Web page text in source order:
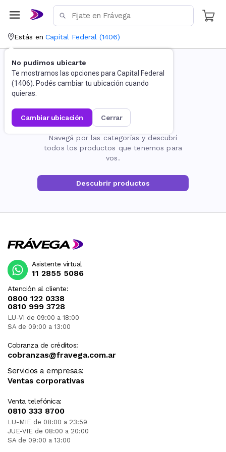
Estás en Capital Federal (1406)
No pudimos ubicarte
Te mostramos las opciones para Capital Federal
(1406). Podés cambiar tu ubicación cuando
quieras.
cambiar ubicación cerrar
La página no existe
Navegá por las categorías y descubrí
todos los productos que tenemos para
vos.
Descubrir productos
Atención al cliente:
0800 122 0338
0810 999 3728
LU-VI de 09:00 a 18:00
SA de 09:00 a 13:00
Cobranza de créditos:
cobranzas@fravega.com.ar
Servicios a empresas:
Ventas corporativas
Venta telefónica:
0810 333 8700
LU-MIE de 08:00 a 23:59
JUE-VIE de 08:00 a 20:00
SA de 09:00 a 13:00
Asistente virtual
11 2855 5086